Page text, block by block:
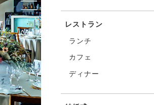
レストラン
ランチ
カフェ
ディナー